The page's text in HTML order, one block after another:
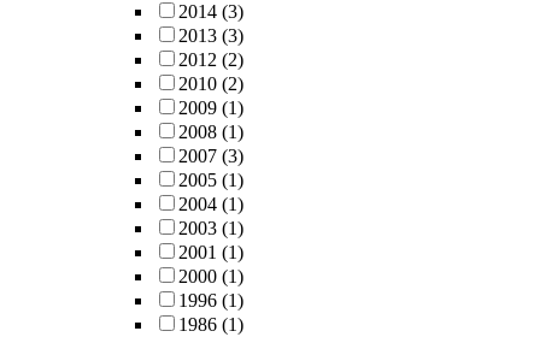
2014 (3)
2013 (3)
2012 (2)
2010 (2)
2009 (1)
2008 (1)
2007 (3)
2005 (1)
2004 (1)
2003 (1)
2001 (1)
2000 (1)
1996 (1)
1986 (1)